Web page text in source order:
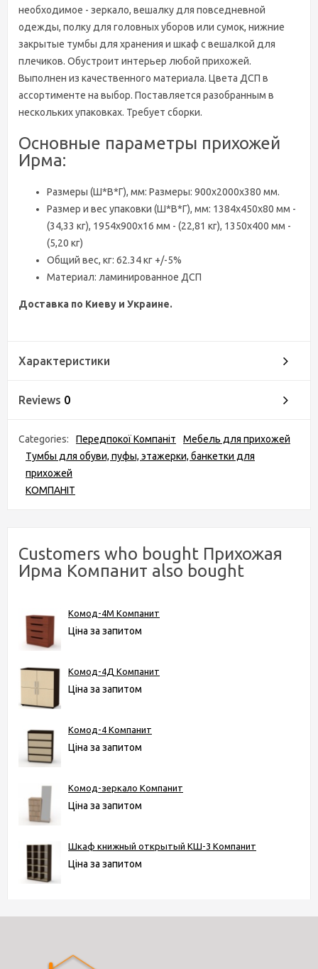
необходимое - зеркало, вешалку для повседневной
одежды, полку для головных уборов или сумок, нижние
закрытые тумбы для хранения и шкаф с вешалкой для
плечиков. Обустроит интерьер любой прихожей.
Выполнен из качественного материала. Цвета ДСП в
ассортименте на выбор. Поставляется разобранным в
нескольких упаковках. Требует сборки.
Основные параметры прихожей
Ирма:
Размеры (Ш*В*Г), мм: Размеры: 900х2000х380 мм.
Размер и вес упаковки (Ш*В*Г), мм: 1384х450х80 мм -
(34,33 кг), 1954х900х16 мм - (22,81 кг), 1350х400 мм -
(5,20 кг)
Общий вес, кг: 62.34 кг +/-5%
Материал: ламинированное ДСП
Доставка по Киеву и Украине.
Характеристики
Reviews 0
Categories: Передпокої Компаніт
Мебель для прихожей
Тумбы для обуви, пуфы, этажерки, банкетки для
прихожей
КОМПАНІТ
Customers who bought Прихожая
Ирма Компанит also bought
Комод-4М Компанит
Ціна за запитом
Комод-4Д Компанит
Ціна за запитом
Комод-4 Компанит
Ціна за запитом
Комод-зеркало Компанит
Ціна за запитом
Шкаф книжный открытый КШ-3 Компанит
Ціна за запитом